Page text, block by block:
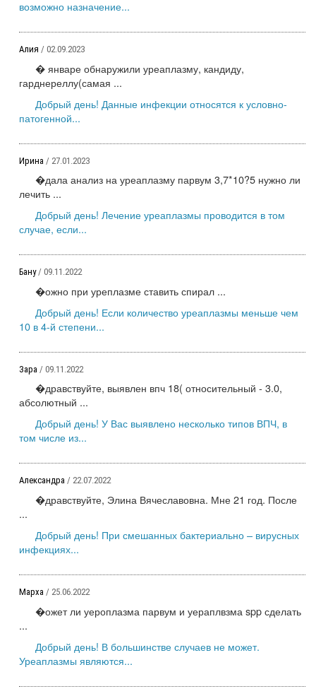
возможно назначение...
Алия / 02.09.2023
� январе обнаружили уреаплазму, кандиду,
гарднереллу(самая ...
Добрый день! Данные инфекции относятся к условно-
патогенной...
Ирина / 27.01.2023
�дала анализ на уреаплазму парвум 3,7*10?5 нужно ли
лечить ...
Добрый день! Лечение уреаплазмы проводится в том
случае, если...
Бану/ 09.11.2022
�ожно при уреплазме ставить спирал ...
Добрый день! Если количество уреаплазмы меньше чем
10 в 4-й степени...
Зара / 09.11.2022
�дравствуйте, выявлен впч 18( относительный - 3.0,
абсолютный ...
Добрый день! У Вас выявлено несколько типов ВПЧ, в
том числе из...
Александра / 22.07.2022
�дравствуйте, Элина Вячеславовна. Мне 21 год. После
...
Добрый день! При смешанных бактериально – вирусных
инфекциях...
Марха / 25.06.2022
�ожет ли уероплазма парвум и уераплвзма spp сделать
...
Добрый день! В большинстве случаев не может.
Уреаплазмы являются...